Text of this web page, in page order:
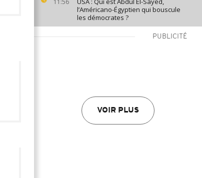
11:56
l’Américano-Égyptien qui bouscule
les démocrates ?
PUBLICITÉ
VOIR PLUS